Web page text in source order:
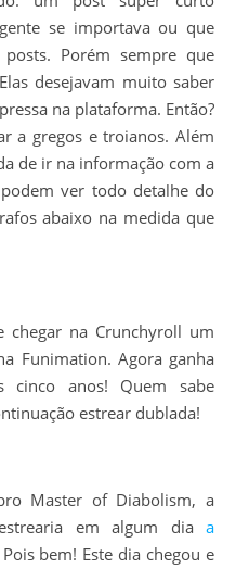
se importava ou que
Porém sempre que
desejavam muito saber
na plataforma. Então?
a gregos e troianos. Além
de ir na informação com a
ver todo detalhe do
abaixo na medida que
chegar na Crunchyroll um
Funimation. Agora ganha
cinco anos! Quem sabe
estrear dublada!
Master of Diabolism, a
em algum dia a
bem! Este dia chegou e